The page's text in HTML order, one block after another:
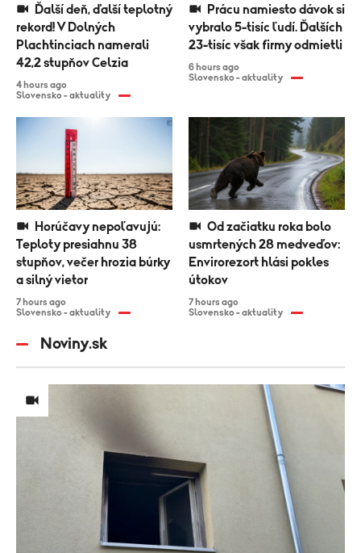
rekord! V Dolných
Plachtinciach namerali
42,2 stupňov Celzia
4 hours ago
Slovensko - aktuality
vybralo 5-tisíc ľudí. Ďalších
23-tisíc však firmy odmietli
6 hours ago
Slovensko - aktuality
Teploty presiahnu 38
stupňov, večer hrozia búrky
a silný vietor
7 hours ago
Slovensko - aktuality
usmrtených 28 medveďov:
Envirorezort hlási pokles
útokov
7 hours ago
Slovensko - aktuality
Noviny.sk